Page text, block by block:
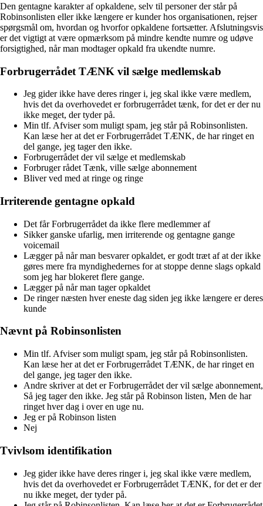
Den gentagne karakter af opkaldene, selv til personer der står på
Robinsonlisten eller ikke længere er kunder hos organisationen, rejser
spørgsmål om, hvordan og hvorfor opkaldene fortsætter. Afslutningsvis
er det vigtigt at være opmærksom på mindre kendte numre og udøve
forsigtighed, når man modtager opkald fra ukendte numre.
Forbrugerrådet TÆNK vil sælge medlemskab
Jeg gider ikke have deres ringer i, jeg skal ikke være medlem,
hvis det da overhovedet er forbrugerrådet tænk, for det er der nu
ikke meget, der tyder på.
Min tlf. Afviser som muligt spam, jeg står på Robinsonlisten.
Kan læse her at det er Forbrugerrådet TÆNK, de har ringet en
del gange, jeg tager den ikke.
Forbrugerrådet der vil sælge et medlemskab
Forbruger rådet Tænk, ville sælge abonnement
Bliver ved med at ringe og ringe
Irriterende gentagne opkald
Det får Forbrugerrådet da ikke flere medlemmer af
Sikker ganske ufarlig, men irriterende og gentagne gange
voicemail
Lægger på når man besvarer opkaldet, er godt træt af at der ikke
gøres mere fra myndighedernes for at stoppe denne slags opkald
som jeg har blokeret flere gange.
Lægger på når man tager opkaldet
De ringer næsten hver eneste dag siden jeg ikke længere er deres
kunde
Nævnt på Robinsonlisten
Min tlf. Afviser som muligt spam, jeg står på Robinsonlisten.
Kan læse her at det er Forbrugerrådet TÆNK, de har ringet en
del gange, jeg tager den ikke.
Andre skriver at det er Forbrugerrådet der vil sælge abonnement,
Så jeg tager den ikke. Jeg står på Robinson listen, Men de har
ringet hver dag i over en uge nu.
Jeg er på Robinson listen
Nej
Tvivlsom identifikation
Jeg gider ikke have deres ringer i, jeg skal ikke være medlem,
hvis det da overhovedet er Forbrugerrådet TÆNK, for det er der
nu ikke meget, der tyder på.